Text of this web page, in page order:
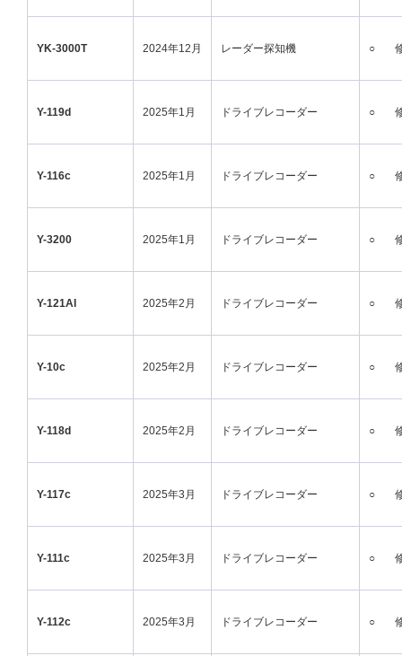
YK-3000T 2024年12月 レーダー探知機 ○
Y-119d 2025年1月 ドライブレコーダー ○
Y-116c 2025年1月 ドライブレコーダー ○
Y-3200 2025年1月 ドライブレコーダー ○
Y-121AI 2025年2月 ドライブレコーダー ○
Y-10c 2025年2月 ドライブレコーダー ○
Y-118d 2025年2月 ドライブレコーダー ○
Y-117c 2025年3月 ドライブレコーダー ○
Y-111c 2025年3月 ドライブレコーダー ○
Y-112c 2025年3月 ドライブレコーダー ○